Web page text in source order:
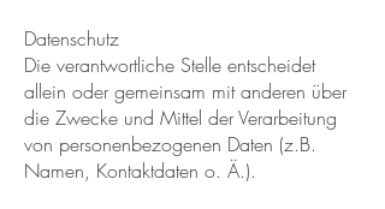
Datenschutz
Die verantwortliche Stelle entscheidet
allein oder gemeinsam mit anderen über
die Zwecke und Mittel der Verarbeitung
von personenbezogenen Daten (z.B.
Namen, Kontaktdaten o. Ä.).